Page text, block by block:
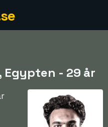
Egypten - 29 år